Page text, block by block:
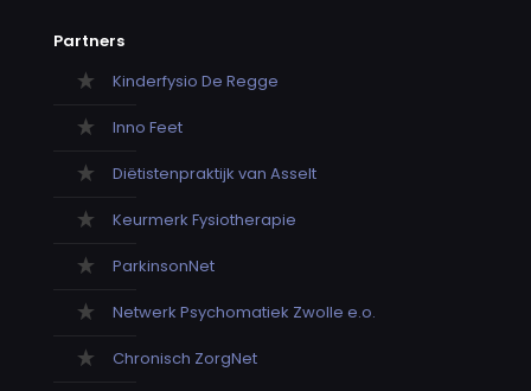
Partners
Kinderfysio De Regge
Inno Feet
Diëtistenpraktijk van Asselt
Keurmerk Fysiotherapie
ParkinsonNet
Netwerk Psychomatiek Zwolle e.o.
Chronisch ZorgNet